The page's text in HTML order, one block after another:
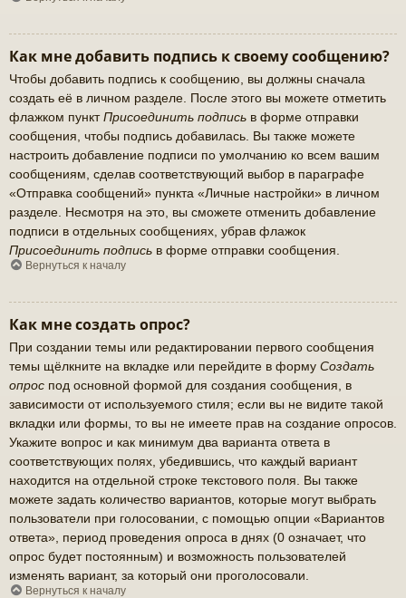
Как мне добавить подпись к своему сообщению?
Чтобы добавить подпись к сообщению, вы должны сначала
создать её в личном разделе. После этого вы можете отметить
флажком пунктПрисоединить подпись в форме отправки
сообщения, чтобы подпись добавилась. Вы также можете
настроить добавление подписи по умолчанию ко всем вашим
сообщениям, сделав соответствующий выбор в параграфе
«Отправка сообщений» пункта «Личные настройки» в личном
разделе. Несмотря на это, вы сможете отменить добавление
подписи в отдельных сообщениях, убрав флажок
Присоединить подпись в форме отправки сообщения.
Вернуться к началу
Как мне создать опрос?
При создании темы или редактировании первого сообщения
темы щёлкните на вкладке или перейдите в форму Создать
опрос под основной формой для создания сообщения, в
зависимости от используемого стиля; если вы не видите такой
вкладки или формы, то вы не имеете прав на создание опросов.
Укажите вопрос и как минимум два варианта ответа в
соответствующих полях, убедившись, что каждый вариант
находится на отдельной строке текстового поля. Вы также
можете задать количество вариантов, которые могут выбрать
пользователи при голосовании, с помощью опции «Вариантов
ответа», период проведения опроса в днях (0 означает, что
опрос будет постоянным) и возможность пользователей
изменять вариант, за который они проголосовали.
Вернуться к началу